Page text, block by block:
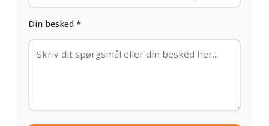
Din besked *